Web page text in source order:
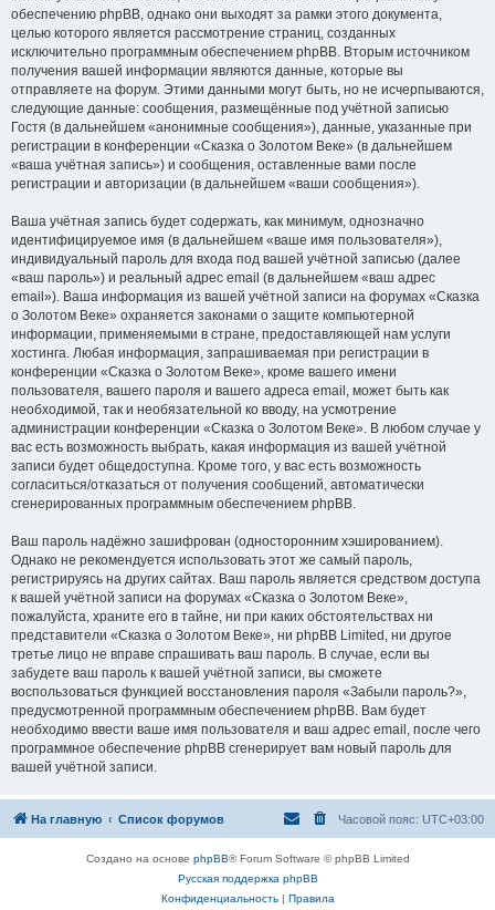
обеспечению phpBB, однако они выходят за рамки этого документа,
целью которого является рассмотрение страниц, созданных
исключительно программным обеспечением phpBB. Вторым источником
получения вашей информации являются данные, которые вы
отправляете на форум. Этими данными могут быть, но не исчерпываются,
следующие данные: сообщения, размещённые под учётной записью
Гостя (в дальнейшем «анонимные сообщения»), данные, указанные при
регистрации в конференции «Сказка о Золотом Веке» (в дальнейшем
«ваша учётная запись») и сообщения, оставленные вами после
регистрации и авторизации (в дальнейшем «ваши сообщения»).
Ваша учётная запись будет содержать, как минимум, однозначно
идентифицируемое имя (в дальнейшем «ваше имя пользователя»),
индивидуальный пароль для входа под вашей учётной записью (далее
«ваш пароль») и реальный адрес email (в дальнейшем «ваш адрес
email»). Ваша информация из вашей учётной записи на форумах «Сказка
о Золотом Веке» охраняется законами о защите компьютерной
информации, применяемыми в стране, предоставляющей нам услуги
хостинга. Любая информация, запрашиваемая при регистрации в
конференции «Сказка о Золотом Веке», кроме вашего имени
пользователя, вашего пароля и вашего адреса email, может быть как
необходимой, так и необязательной ко вводу, на усмотрение
администрации конференции «Сказка о Золотом Веке». В любом случае у
вас есть возможность выбрать, какая информация из вашей учётной
записи будет общедоступна. Кроме того, у вас есть возможность
согласиться/отказаться от получения сообщений, автоматически
сгенерированных программным обеспечением phpBB.
Ваш пароль надёжно зашифрован (односторонним хэшированием).
Однако не рекомендуется использовать этот же самый пароль,
регистрируясь на других сайтах. Ваш пароль является средством доступа
к вашей учётной записи на форумах «Сказка о Золотом Веке»,
пожалуйста, храните его в тайне, ни при каких обстоятельствах ни
представители «Сказка о Золотом Веке», ни phpBB Limited, ни другое
третье лицо не вправе спрашивать ваш пароль. В случае, если вы
забудете ваш пароль к вашей учётной записи, вы сможете
воспользоваться функцией восстановления пароля «Забыли пароль?»,
предусмотренной программным обеспечением phpBB. Вам будет
необходимо ввести ваше имя пользователя и ваш адрес email, после чего
программное обеспечение phpBB сгенерирует вам новый пароль для
вашей учётной записи.
На главную Список форумов Часовой пояс: UTC+03:00
Создано на основе phpBB® Forum Software © phpBB Limited
Русская поддержка phpBB
Конфиденциальность| Правила